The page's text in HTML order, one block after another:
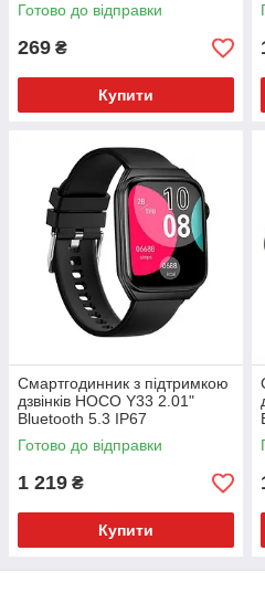
Готово до відправки
269 ₴
Купити
Смартгодинник з підтримкою
дзвінків HOCO Y33 2.01"
Bluetooth 5.3 IP67
Готово до відправки
1 219 ₴
Купити